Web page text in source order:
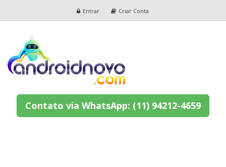
Entrar Criar Conta
Contato via WhatsApp: (11) 94212-4659